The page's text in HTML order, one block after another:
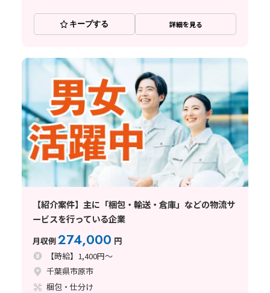
キープする 詳細を見る
【紹介案件】主に「梱包・輸送・倉庫」などの物流サ
ービスを行っている企業
月収例274,000 円
【時給】1,400円～
千葉県市原市
梱包・仕分け